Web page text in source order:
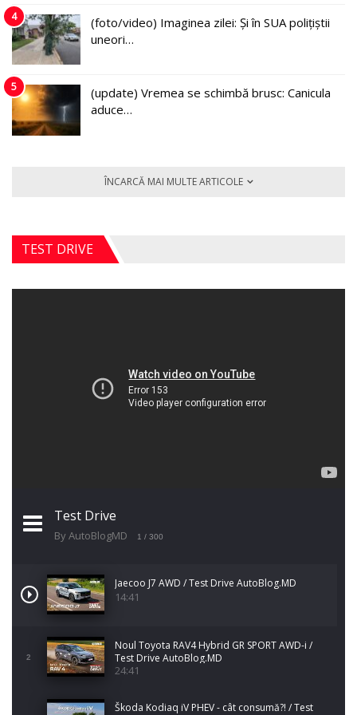
4
(foto/video) Imaginea zilei: Și în SUA polițiștii
uneori…
5
(update) Vremea se schimbă brusc: Canicula
aduce…
ÎNCARCĂ MAI MULTE ARTICOLE
TEST DRIVE
Test Drive
By AutoBlogMD 1 / 300
Jaecoo J7 AWD / Test Drive AutoBlog.MD
14:41
2
Noul Toyota RAV4 Hybrid GR SPORT AWD-i /
Test Drive AutoBlog.MD
24:41
Škoda Kodiaq iV PHEV - cât consumă?! / Test